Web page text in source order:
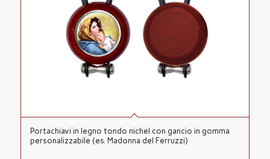
Portachiavi in legno tondo nichel con gancio in gomma
personalizzabile (es. Madonna del Ferruzzi)